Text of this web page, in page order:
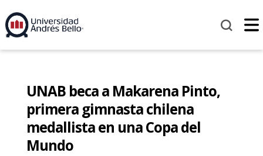
UNAB beca a Makarena Pinto,
primera gimnasta chilena
medallista en una Copa del
Mundo